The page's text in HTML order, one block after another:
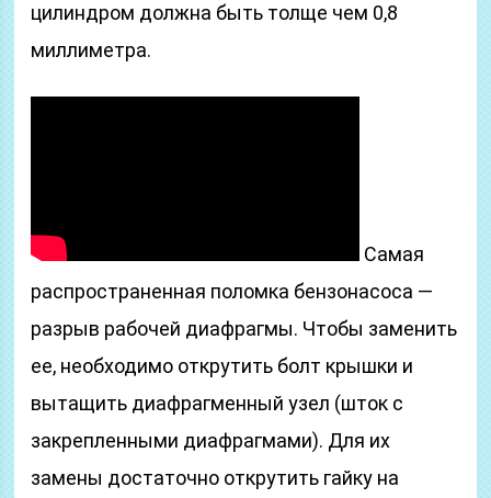
цилиндром должна быть толще чем 0,8
миллиметра.
Самая
распространенная поломка бензонасоса —
разрыв рабочей диафрагмы. Чтобы заменить
ее, необходимо открутить болт крышки и
вытащить диафрагменный узел (шток с
закрепленными диафрагмами). Для их
замены достаточно открутить гайку на